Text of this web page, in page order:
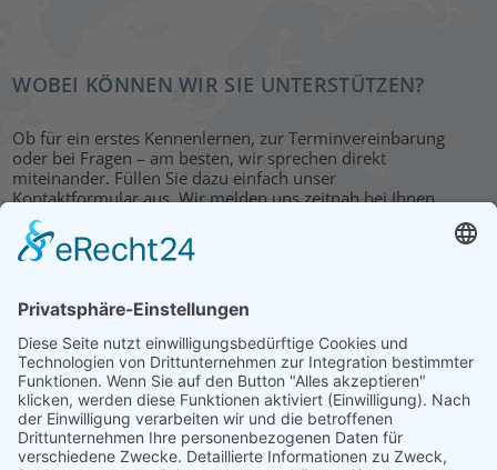
WOBEI KÖNNEN WIR SIE UNTERSTÜTZEN?
Ob für ein erstes Kennenlernen, zur Terminvereinbarung
oder bei Fragen – am besten, wir sprechen direkt
miteinander. Füllen Sie dazu einfach unser
Kontaktformular aus. Wir melden uns zeitnah bei Ihnen.
KONTAKT
HAUPTBÜRO: LEIPZIG
Hohe Straße 11
04107 Leipzig